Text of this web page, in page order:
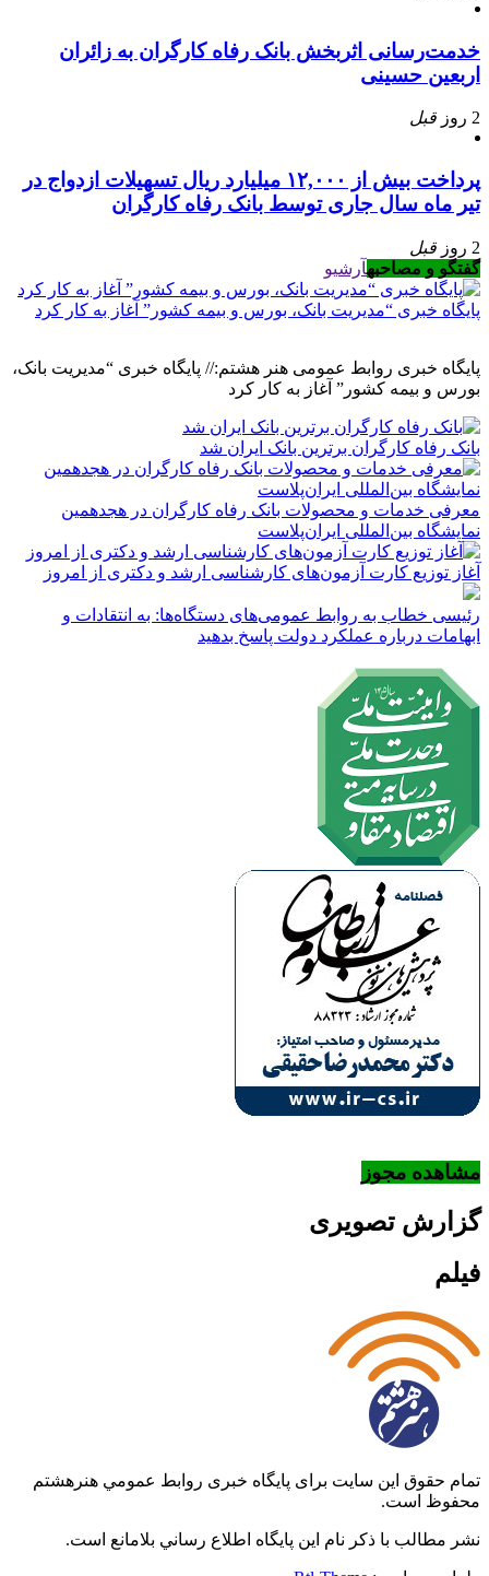
خدمت‌رسانی اثربخش بانک رفاه کارگران به زائران
اربعین حسینی
2 روز قبل
پرداخت بیش از ۱۲,۰۰۰ میلیارد ریال تسهیلات ازدواج در
تیر ماه سال جاری توسط بانک رفاه کارگران
2 روز
قبل
گفتگو و مصاحبهآرشیو
پایگاه خبری “مدیریت بانک، بورس و بیمه کشور” آغاز به کار کرد
پایگاه خبری روابط عمومی هنر هشتم:// پایگاه خبری “مدیریت بانک،
بورس و بیمه کشور” آغاز به کار کرد
بانک رفاه کارگران برترین بانک ایران شد
معرفی خدمات و محصولات بانک رفاه کارگران در هجدهمین
نمایشگاه بین‌المللی ایران‌پلاست
آغاز توزیع کارت آزمون‌های کارشناسی ارشد و دکتری از امروز
رئیسی خطاب به روابط عمومی‌های دستگاه‌ها: به انتقادات و
ابهامات درباره عملکرد دولت پاسخ بدهید
مشاهده مجوز
گزارش تصویری
فیلم
تمام حقوق این سایت برای پایگاه خبری روابط عمومي هنرهشتم
محفوظ است.
نشر مطالب با ذکر نام اين پايگاه اطلاع رساني بلامانع است.